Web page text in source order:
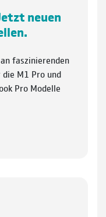
neuen
faszinierenden
M1 Pro und
Pro Modelle